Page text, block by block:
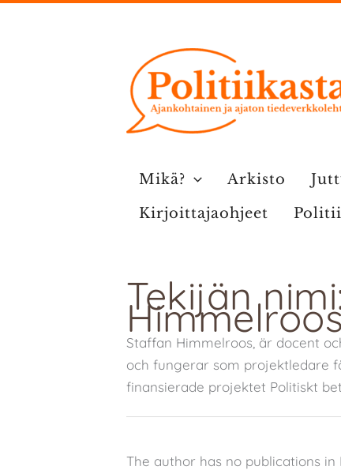
Mikä? Arkisto
Kirjoittajaohjeet
Tekijän
Staffan Himmelroos, är docent
och fungerar som projektledare
finansierade projektet Politiskt
The author has no publications